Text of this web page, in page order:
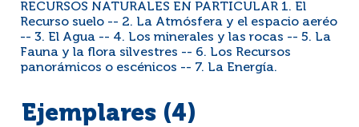
RECURSOS NATURALES EN PARTICULAR 1. El
Recurso suelo -- 2. La Atmósfera y el espacio aeréo
-- 3. El Agua -- 4. Los minerales y las rocas -- 5. La
Fauna y la flora silvestres -- 6. Los Recursos
panorámicos o escénicos -- 7. La Energía.
Ejemplares (4)